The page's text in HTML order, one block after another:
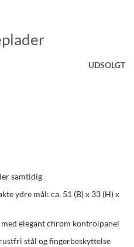
UDSOLGT
samtidig
ydre mål: ca. 51 (B) x 33 (H) x
elegant chrom kontrolpanel
stål og fingerbeskyttelse